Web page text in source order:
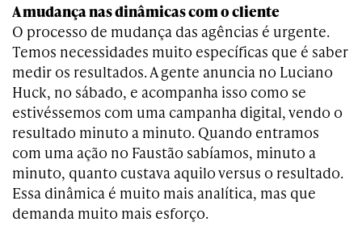
A mudança nas dinâmicas com o cliente
O processo de mudança das agências é urgente.
Temos necessidades muito específicas que é saber
medir os resultados. A gente anuncia no Luciano
Huck, no sábado, e acompanha isso como se
estivéssemos com uma campanha digital, vendo o
resultado minuto a minuto. Quando entramos
com uma ação no Faustão sabíamos, minuto a
minuto, quanto custava aquilo versus o resultado.
Essa dinâmica é muito mais analítica, mas que
demanda muito mais esforço.